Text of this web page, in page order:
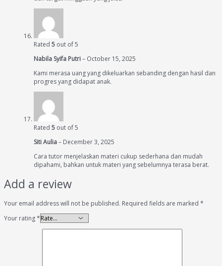
Rated 5 out of 5
Nabila Syifa Putri– October 15, 2025
Kami merasa uang yang dikeluarkan sebanding dengan hasil dan
progres yang didapat anak.
Rated 5 out of 5
Siti Aulia– December 3, 2025
Cara tutor menjelaskan materi cukup sederhana dan mudah
dipahami, bahkan untuk materi yang sebelumnya terasa berat.
Add a review
Your email address will not be published. Required fields are marked *
Your rating*